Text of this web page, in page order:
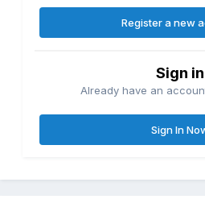
Register a new
Sign in
Already have an
Sign In